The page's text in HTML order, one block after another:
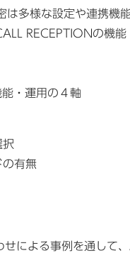
は多様な設定や連携機
RECEPTIONの機
・運用の４軸
択
の有無
による事例を通して